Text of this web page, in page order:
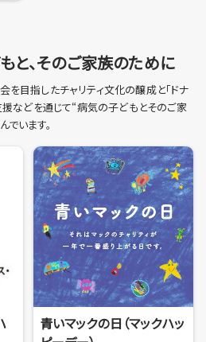
と、そのご家族のために
を目指したチャリティ文化の醸成と「ドナ
援などを通じて“病気の子どもとそのご家
います。
青いマックの日（マックハッ